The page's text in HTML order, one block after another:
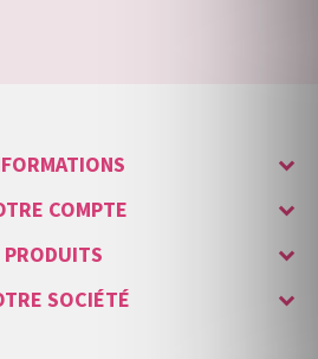
COMPTE
PRODUITS
SOCIÉTÉ